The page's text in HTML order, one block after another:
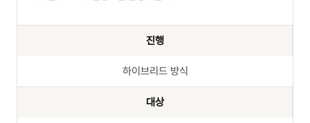
진행
하이브리드 방식
대상